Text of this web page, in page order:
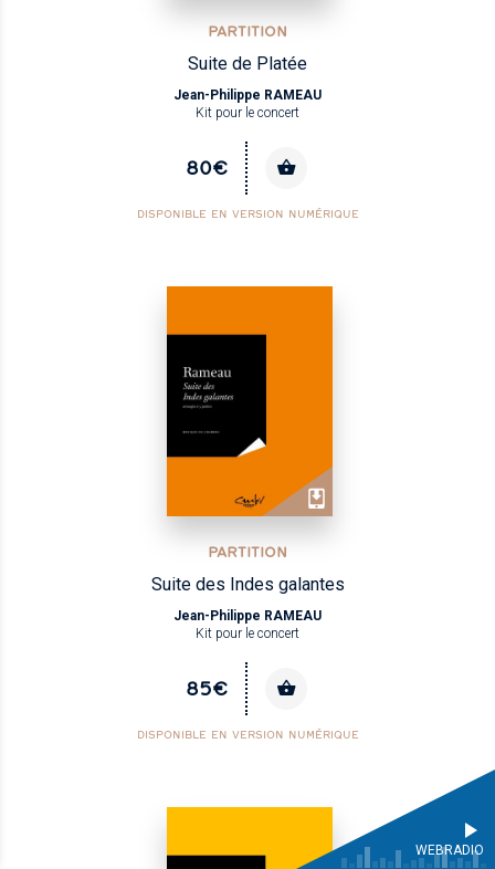
PARTITION
Suite de Platée
Jean-Philippe RAMEAU
Kit pour le concert
80€
DISPONIBLE EN VERSION NUMÉRIQUE
PARTITION
Suite des Indes galantes
Jean-Philippe RAMEAU
Kit pour le concert
85€
DISPONIBLE EN VERSION NUMÉRIQUE
WEBRADIO